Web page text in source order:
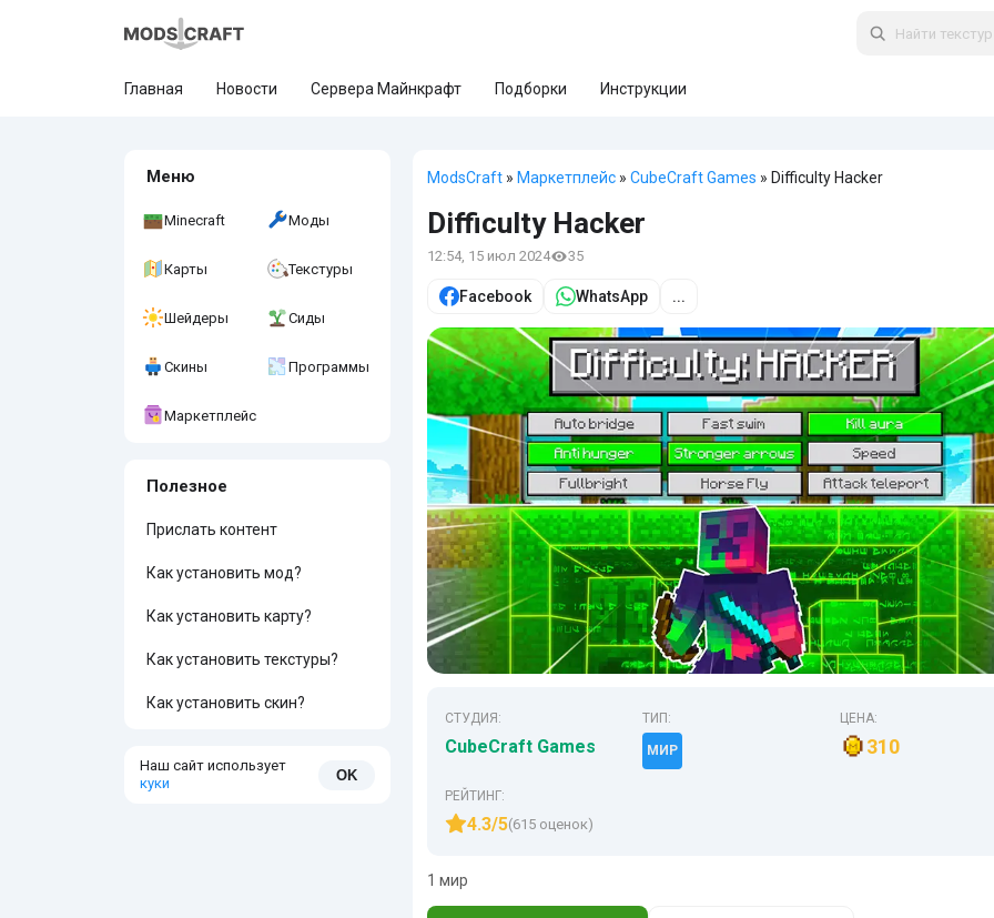
Главная Новости Сервера Майнкрафт Подборки Инструкции
Меню
Minecraft Моды
Карты Текстуры
Шейдеры Сиды
Скины Программы
Маркетплейс
Полезное
Прислать контент
Как установить мод?
Как установить карту?
Как установить текстуры?
Как установить скин?
Наш сайт использует
куки
OK
ModsCraft » Маркетплейс » CubeCraft Games » Difficulty Hacker
Difficulty Hacker
12:54, 15 июл 2024 35
Facebook WhatsApp ...
СТУДИЯ:
CubeCraft Games
ТИП:
МИР
ЦЕНА:
310
РЕЙТИНГ:
4.3/5(615 оценок)
1 мир